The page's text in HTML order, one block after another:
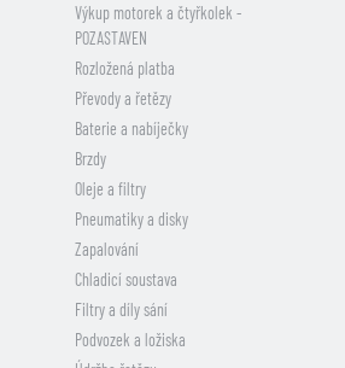
Výkup motorek a čtyřkolek -
POZASTAVEN
Rozložená platba
Převody a řetězy
Baterie a nabíječky
Brzdy
Oleje a filtry
Pneumatiky a disky
Zapalování
Chladicí soustava
Filtry a díly sání
Podvozek a ložiska